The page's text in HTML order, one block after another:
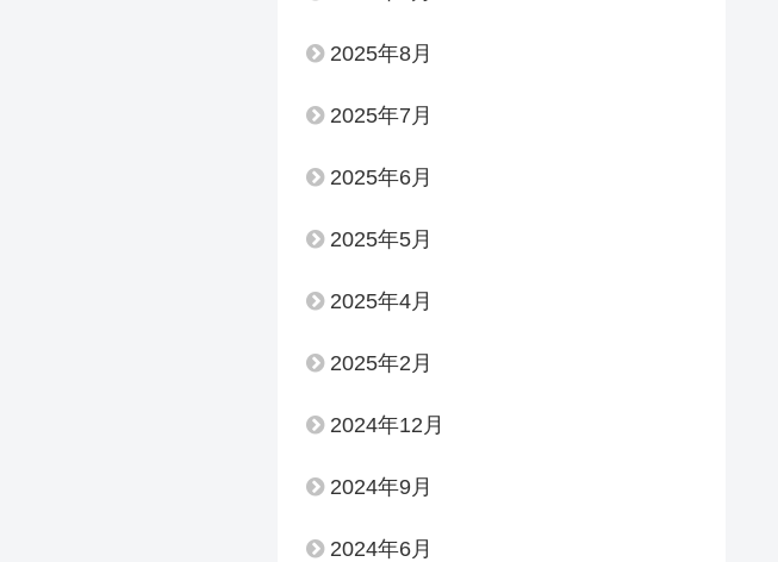
2025年8月
2025年7月
2025年6月
2025年5月
2025年4月
2025年2月
2024年12月
2024年9月
2024年6月